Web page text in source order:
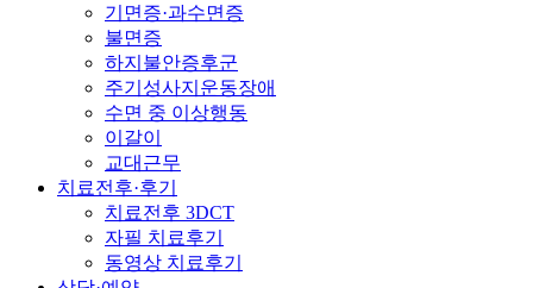
기면증·과수면증
불면증
하지불안증후군
주기성사지운동장애
수면 중 이상행동
이갈이
교대근무
치료전후·후기
치료전후 3DCT
자필 치료후기
동영상 치료후기